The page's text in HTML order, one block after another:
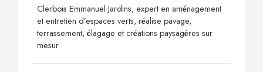
Clerbois Emmanuel Jardins, expert en aménagement
et entretien d’espaces verts, réalise pavage,
terrassement, élagage et créations paysagères sur
mesur